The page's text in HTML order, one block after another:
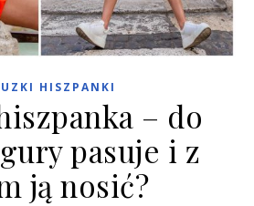
HISZPANKI
– do
pasuje i z
ją nosić?